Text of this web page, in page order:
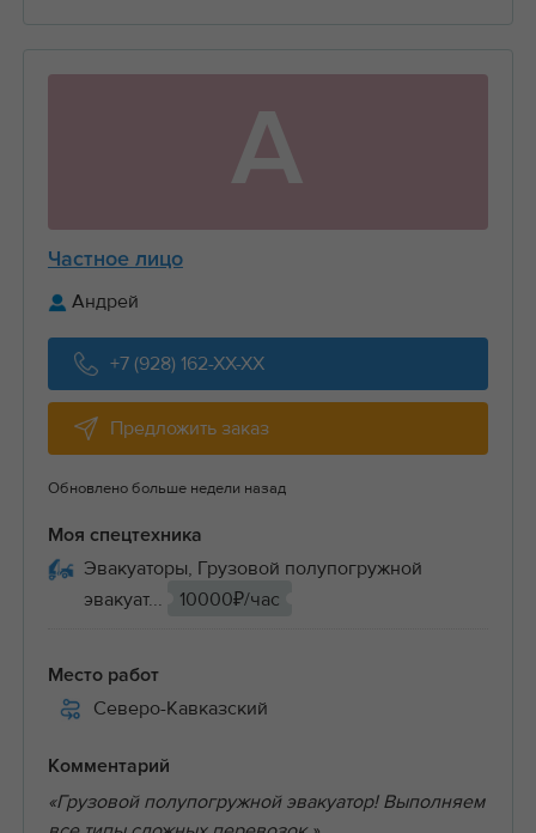
А
Частное лицо
Андрей
+7 (928) 162-XX-XX
Предложить заказ
Обновлено больше недели назад
Моя спецтехника
Эвакуаторы, Грузовой полупогружной
эвакуат...
10000₽/час
Место работ
Северо-Кавказский
Комментарий
«Грузовой полупогружной эвакуатор! Выполняем